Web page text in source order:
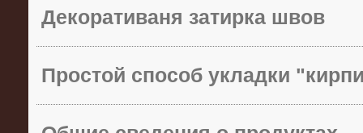
Декоративаня затирка швов
Простой способ укладки